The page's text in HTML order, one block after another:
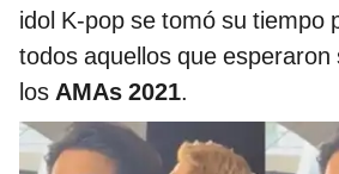
idol K-pop se tomó su tiempo
todos aquellos que esperaron
los AMAs 2021.